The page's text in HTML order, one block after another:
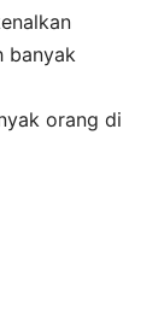
banyak
orang di